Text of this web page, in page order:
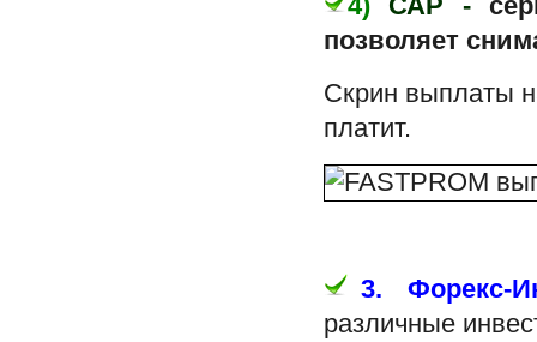
4) САР -
позволяет
Скрин выплаты
платит.
3.
Форекс-
различные